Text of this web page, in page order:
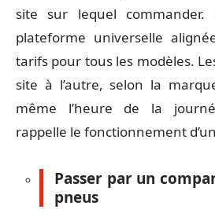
site sur lequel commander.
plateforme universelle
tarifs pour tous les modèles.
site à l’autre, selon la
même l’heure de la
rappelle le fonctionnement
Passer par un
pneus